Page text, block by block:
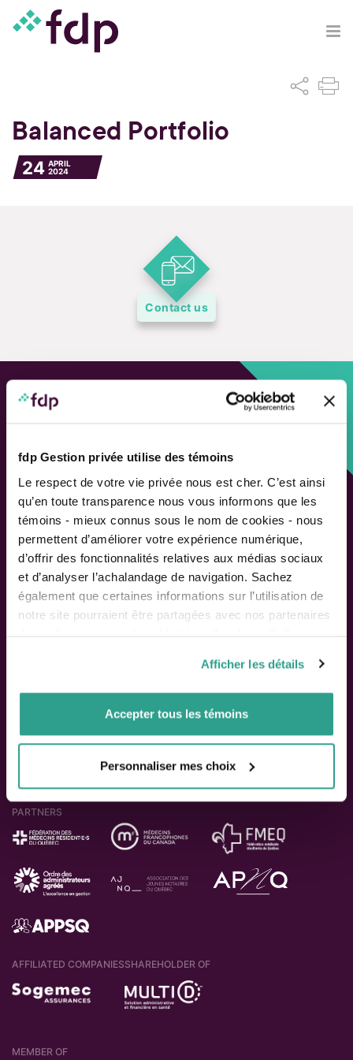
fdp Gestion privée utilise des témoins
Le respect de votre vie privée nous est cher. C’est ainsi
qu’en toute transparence nous vous informons que les
témoins - mieux connus sous le nom de cookies - nous
permettent d’améliorer votre expérience numérique,
d’offrir des fonctionnalités relatives aux médias sociaux
et d’analyser l’achalandage de navigation. Sachez
également que certaines informations sur l’utilisation de
notre site pourraient être partagées avec nos partenaires
vous leur auriez fournies ou qu’ils auraient collectées lors
de votre utilisation de leurs services.
Afficher les détails
Accepter tous les témoins
Personnaliser mes choix
Balanced Portfolio
24 APRIL
2024
Contact us
Custom approach,
FAST LINKS
Performance chart
Performance calculation
Publications
Contact us
PARTNERS
AFFILIATED COMPANIESSHAREHOLDER OF
MEMBER OF